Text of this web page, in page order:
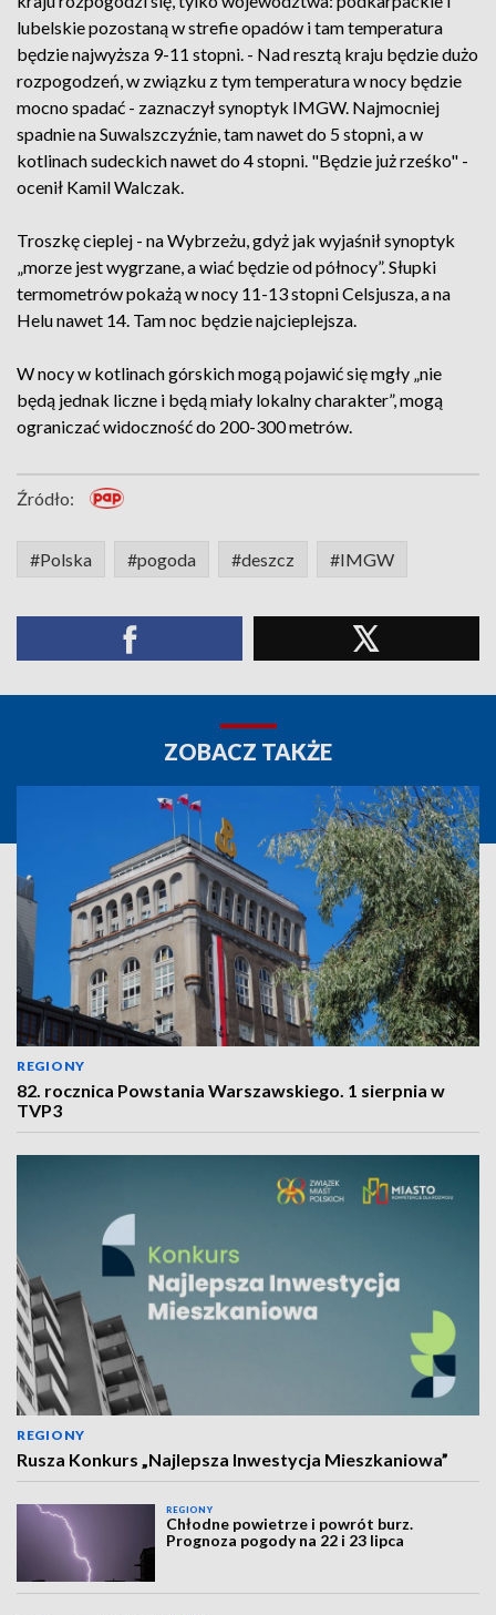
lubelskie pozostaną w strefie opadów i tam temperatura
będzie najwyższa 9-11 stopni. - Nad resztą kraju będzie dużo
rozpogodzeń, w związku z tym temperatura w nocy będzie
mocno spadać - zaznaczył synoptyk IMGW. Najmocniej
spadnie na Suwalszczyźnie, tam nawet do 5 stopni, a w
kotlinach sudeckich nawet do 4 stopni. "Będzie już rześko" -
ocenił Kamil Walczak.
Troszkę cieplej - na Wybrzeżu, gdyż jak wyjaśnił synoptyk
„morze jest wygrzane, a wiać będzie od północy”. Słupki
termometrów pokażą w nocy 11-13 stopni Celsjusza, a na
Helu nawet 14. Tam noc będzie najcieplejsza.
W nocy w kotlinach górskich mogą pojawić się mgły „nie
będą jednak liczne i będą miały lokalny charakter”, mogą
ograniczać widoczność do 200-300 metrów.
Źródło:
#Polska #pogoda #deszcz #IMGW
ZOBACZ TAKŻE
REGIONY
82. rocznica Powstania Warszawskiego. 1 sierpnia w
TVP3
REGIONY
Rusza Konkurs „Najlepsza Inwestycja Mieszkaniowa”
REGIONY
Chłodne powietrze i powrót burz.
Prognoza pogody na 22 i 23 lipca